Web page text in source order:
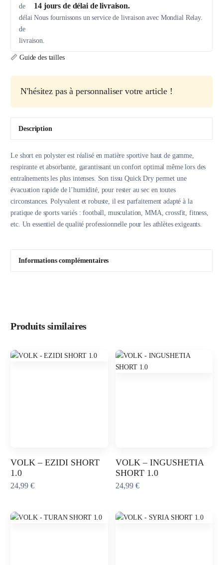
14 jours de délai de livraison.
Nous fournissons un service de livraison avec Mondial Relay.
📏 Guide des tailles
N'hésitez pas à personnaliser votre article !
Description
Le short en polyster est réalisé en matière sportive haut de gamme,
respirante et absorbante, garantissant un confort optimal même lors des
entraînements les plus intenses. Son tissu Quick Dry permet une
évacuation rapide de l’humidité, pour rester au sec en toutes
circonstances. Polyvalent et robuste, il est parfaitement adapté à la
pratique de sports variés : football, musculation, MMA, crossfit, fitness,
etc. Un essentiel de qualité professionnelle pour les athlètes exigeants.
Informations complémentaires
Produits similaires
VOLK – EZIDI SHORT
1.0
24,99€
VOLK – INGUSHETIA
SHORT 1.0
24,99 €